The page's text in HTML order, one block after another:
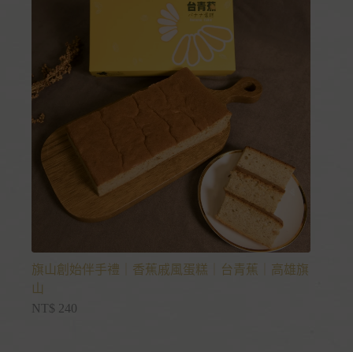
旗山創始伴手禮｜香蕉戚風蛋糕｜台青蕉｜高雄旗
山
NT$ 240